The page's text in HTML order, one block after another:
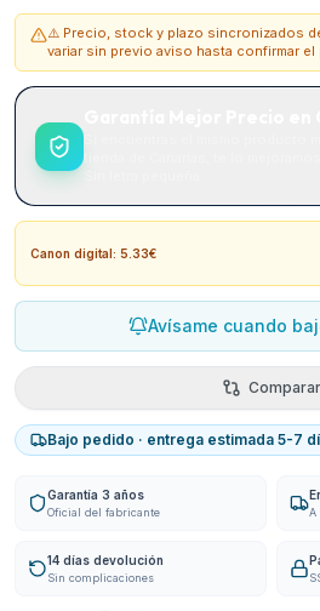
⚠️ Precio, stock y plazo sincronizados
variar sin previo aviso hasta confirmar el
Canon digital: 5.33€
Avísame cuando
Comparar
Bajo pedido · entrega estimada 5-7
Garantía 3 años
Oficial del fabricante A
14 días devolución
Sin complicaciones